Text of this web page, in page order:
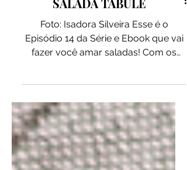
SALADA TABULE
Foto: Isadora Silveira Esse é o
compor uma refeição completa e
cheia de sabor! Mais uma salada sem
folhas grandes, mas com muitas
folhas de ervas frescas que vão
enriquecer em sabor esse Tabule de